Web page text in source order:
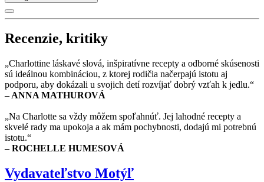
Recenzie, kritiky
„Charlottine láskavé slová, inšpiratívne recepty a odborné skúsenosti
sú ideálnou kombináciou, z ktorej rodičia načerpajú istotu aj
podporu, aby dokázali u svojich detí rozvíjať dobrý vzťah k jedlu.“
– ANNA MATHUROVÁ
„Na Charlotte sa vždy môžem spoľahnúť. Jej lahodné recepty a
skvelé rady ma upokoja a ak mám pochybnosti, dodajú mi potrebnú
istotu.“
– ROCHELLE HUMESOVÁ
Vydavateľstvo Motýľ